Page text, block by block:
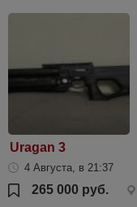
Uragan 3
4 Августа, в 21:37
265 000 руб.